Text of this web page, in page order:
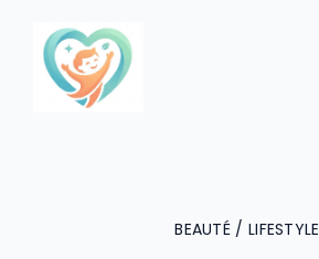
contenu
BEAUTÉ / LIFESTYLE